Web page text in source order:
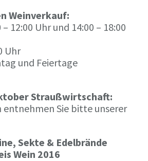
Weinverkauf:
– 12:00 Uhr und 14:00 – 18:00
Uhr
und Feiertage
Straußwirtschaft:
entnehmen Sie bitte unserer
Sekte & Edelbrände
Wein 2016